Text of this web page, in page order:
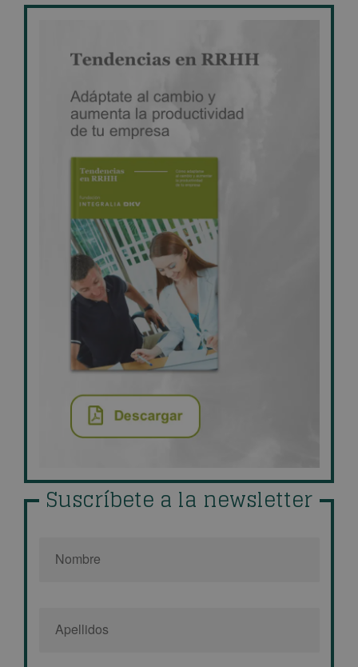
Suscríbete a la newsletter